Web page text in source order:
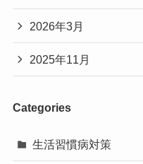
2026年3月
2025年11月
Categories
生活習慣病対策